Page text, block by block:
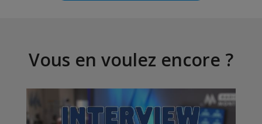
Vous en voulez encore ?